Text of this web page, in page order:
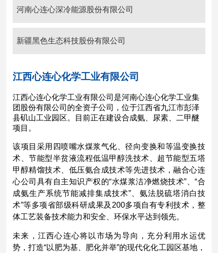
河南心连心深冷能源股份有限公司
新疆黑色生态科技股份有限公司
江西心连心化学工业有限公司
江西心连心化学工业有限公司 是河南心连心化学工业集
团股份有限公司的全资子公司，位于江西省九江市彭泽
县矶山工业园区。目前正在建设合成氨、尿素、二甲醚
项目。
该项目采用四喷嘴水煤浆气化、径向变换和等温变换技
术、节能型半贫液流程低温甲醇洗技术、超节能型五塔
甲醇精馏技术、低压氨合成技术等先进技术，融合心连
心公司具有自主知识产权的“水煤浆洁净燃烧技术”、“合
成氨生产系统节能减排集成技术”、氨法脱硫塔消白技
术”等多项省部级科研成果及200多项自有专利技术，整
体工艺装备技术能力和安全、环保水平达到领先。
未来，江西心连心将以市场为导向，充分利用水运优
势，打造“以肥为基、肥化并举”的现代化化工园区基地，